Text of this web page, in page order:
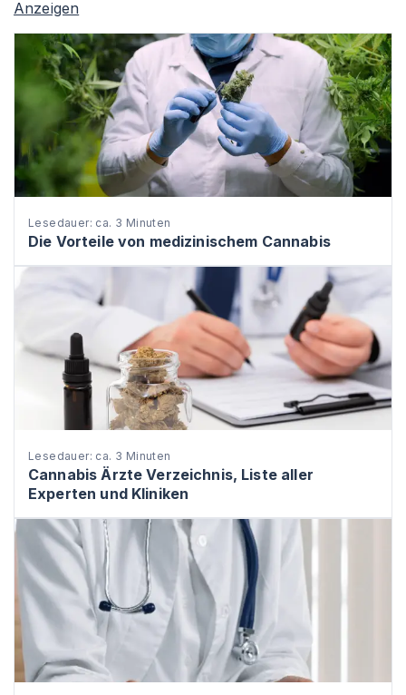
Anzeigen
Lesedauer: ca. 3 Minuten
Die Vorteile von medizinischem Cannabis
Lesedauer: ca. 3 Minuten
Cannabis Ärzte Verzeichnis, Liste aller
Experten und Kliniken